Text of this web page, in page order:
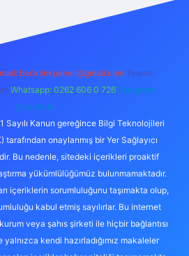
backlinkpaneli@gmail.com Teams:
Whatsapp: 0262 606 0 726 Telegram:
@karabul
Sayılı Kanun gereğince Bilgi Teknolojileri
onaylanmış bir Yer Sağlayıcı
Bu nedenle, sitedeki içerikleri proaktif
yükümlülüğümüz bulunmamaktadır.
içeriklerin sorumluluğunu taşımakta olup,
kabul etmiş sayılırlar. Bu internet
veya şahıs şirketi ile hiçbir bağlantısı
kendi hazırladığımız makaleler